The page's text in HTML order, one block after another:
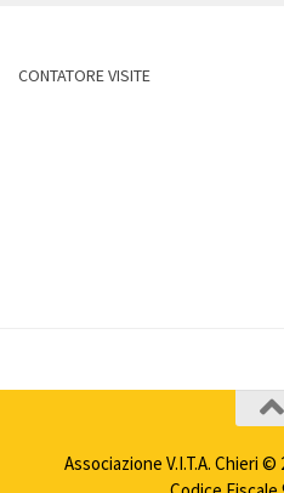
CONTATORE VISITE
Associazione V.I.T.A. Chieri